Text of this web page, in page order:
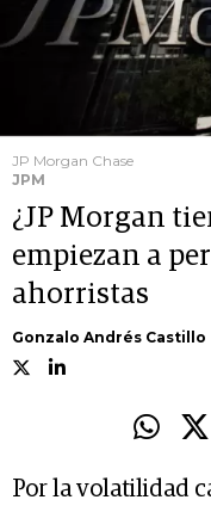
JP Morgan Chase
JPM
¿JP Morgan
empiezan a
ahorristas
Gonzalo Andrés Castillo
Por la volatilidad